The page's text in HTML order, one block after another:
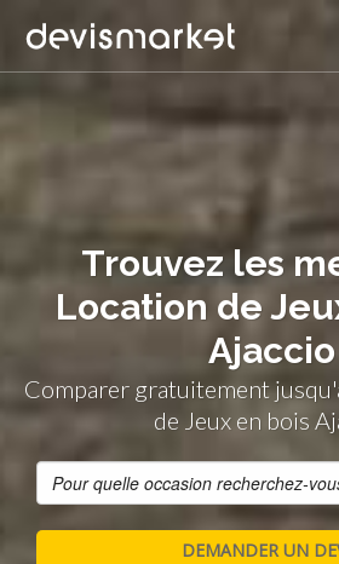
Trouvez les
Location de
Ajaccio
Comparer gratuitement
de Jeux en bois